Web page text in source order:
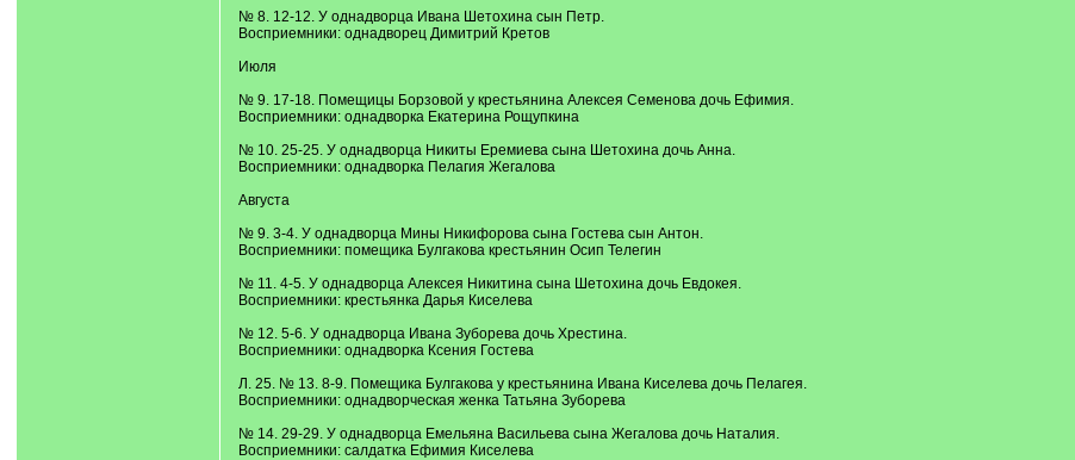
№ 8. 12-12. У однадворца Ивана Шетохина сын Петр.
Восприемники: однадворец Димитрий Кретов
Июля
№ 9. 17-18. Помещицы Борзовой у крестьянина Алексея Семенова дочь Ефимия.
Восприемники: однадворка Екатерина Рощупкина
№ 10. 25-25. У однадворца Никиты Еремиева сына Шетохина дочь Анна.
Восприемники: однадворка Пелагия Жегалова
Августа
№ 9. 3-4. У однадворца Мины Никифорова сына Гостева сын Антон.
Восприемники: помещика Булгакова крестьянин Осип Телегин
№ 11. 4-5. У однадворца Алексея Никитина сына Шетохина дочь Евдокея.
Восприемники: крестьянка Дарья Киселева
№ 12. 5-6. У однадворца Ивана Зуборева дочь Хрестина.
Восприемники: однадворка Ксения Гостева
Л. 25. № 13. 8-9. Помещика Булгакова у крестьянина Ивана Киселева дочь Пелагея.
Восприемники: однадворческая женка Татьяна Зуборева
№ 14. 29-29. У однадворца Емельяна Васильева сына Жегалова дочь Наталия.
Восприемники: салдатка Ефимия Киселева